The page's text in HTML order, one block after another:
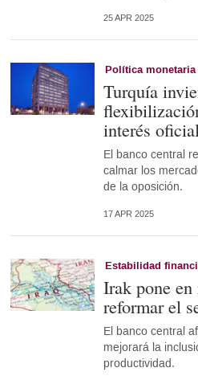
25 APR 2025
Política monetaria
Turquía
interés
El banco central
calmar los
de la oposición.
17 APR 2025
Estabilidad
Irak pone
reformar el
El banco central
mejorará la
productividad.